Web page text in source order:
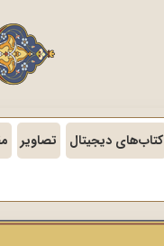
کتاب‌های دیجیتال تصاویر